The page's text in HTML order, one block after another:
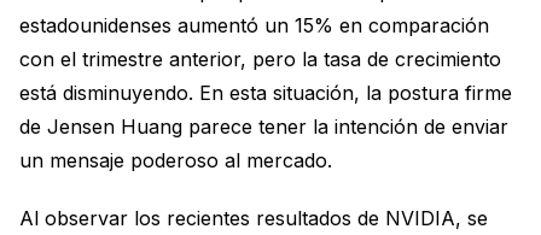
estadounidenses aumentó un 15% en comparación
con el trimestre anterior, pero la tasa de crecimiento
está disminuyendo. En esta situación, la postura firme
de Jensen Huang parece tener la intención de enviar
un mensaje poderoso al mercado.
Al observar los recientes resultados de NVIDIA, se